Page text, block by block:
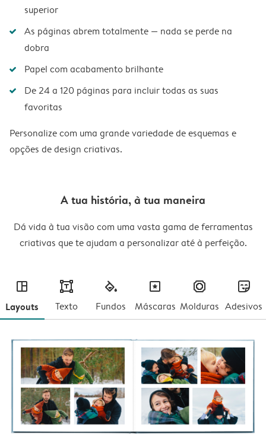
superior
As páginas abrem totalmente — nada se perde na
dobra
Papel com acabamento brilhante
De 24 a 120 páginas para incluir todas as suas
favoritas
Personalize com uma grande variedade de esquemas e
opções de design criativas.
A tua história, à tua maneira
Dá vida à tua visão com uma vasta gama de ferramentas
criativas que te ajudam a personalizar até à perfeição.
layout
Layouts
text
Texto
fill
Fundos
masks
Máscaras
frames
Molduras
stickers
Adesivos